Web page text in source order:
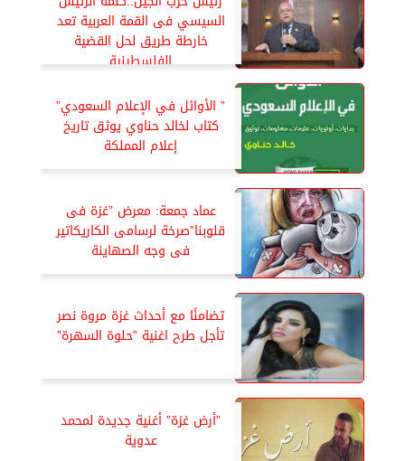
السيسي فى القمة العربية تعد
خارطة طريق لحل القضية
الفلسطينية
” الأوائل في الإعلام السعودي”
كتاب لخالد حناوي يوثق تاريخ
إعلام المملكة
عماد جمعة: معرض ”غزة فى
قلوبنا”صرخة لرسامى الكاريكاتير
فى وجه الصهاينة
تضامنًا مع أحداث غزة مروة نصر
تأجل طرح اغنية ”حلوة السهرة”
”أرض غزة” أغنية جديدة لمحمد
عدوية